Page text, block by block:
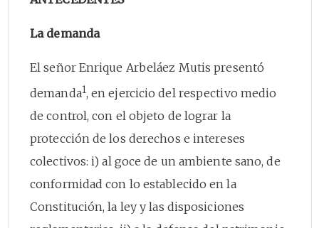
La demanda
El señor Enrique Arbeláez Mutis presentó
demanda1, en ejercicio del respectivo medio
de control, con el objeto de lograr la
protección de los derechos e intereses
colectivos: i) al goce de un ambiente sano, de
conformidad con lo establecido en la
Constitución, la ley y las disposiciones